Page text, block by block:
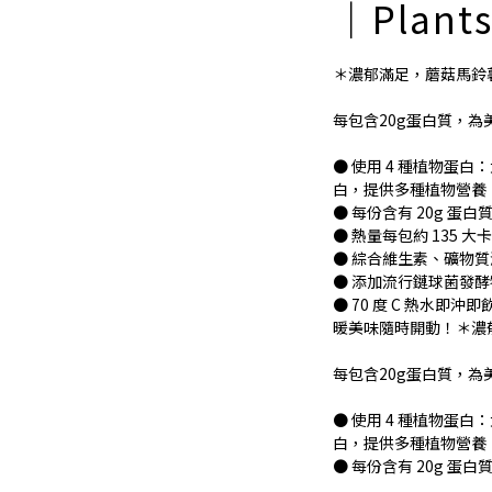
｜
＊濃郁滿足，蘑菇馬鈴
每包含20g蛋白質，為
● 使用 4 種植物蛋白
白，提供多種植物營養
● 每份含有 20g 蛋白
● 熱量每包約 135 大
● 綜合維生素、礦物
● 添加流行鏈球菌發
● 70 度 C 熱水即沖即
暖美味隨時開動！＊
每包含20g蛋白質，為
● 使用 4 種植物蛋白
白，提供多種植物營養
● 每份含有 20g 蛋白